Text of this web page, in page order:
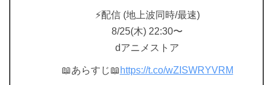
⚡配信 (地上波同時/最速)
8/25(木) 22:30〜
dアニメストア
📖あらすじ📖 https://t.co/wZISWRYVRM